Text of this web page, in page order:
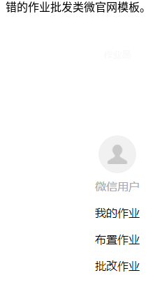
错的作业批发类微官网模板。